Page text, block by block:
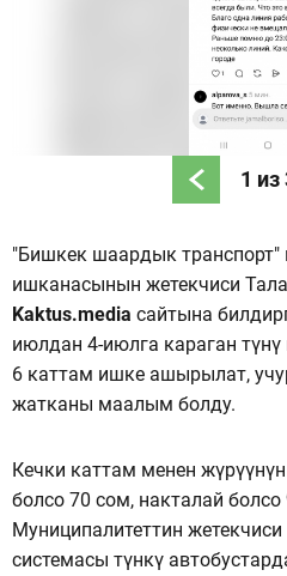
1 из
"Бишкек шаардык
ишканасынын жетекчиси
Kaktus.media сайтына
июлдан 4-июлга караган
6 каттам ишке ашырылат,
жатканы маалым болду.
Кечки каттам менен
болсо 70 сом, накталай болсо
Муниципалитеттин
системасы түнкү